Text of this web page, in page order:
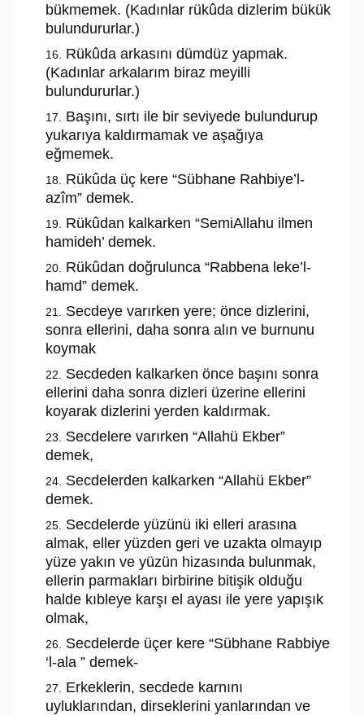
bükmemek. (Kadınlar rükûda dizlerim bükük
bulundururlar.)
Rükûda arkasını dümdüz yapmak.
(Kadınlar arkalarım biraz meyilli
bulundururlar.)
Başını, sırtı ile bir seviyede bulundurup
yukarıya kaldırmamak ve aşağıya
eğmemek.
Rükûda üç kere “Sübhane Rahbiye’l-
azîm” demek.
Rükûdan kalkarken “SemiAllahu ilmen
hamideh’ demek.
Rükûdan doğrulunca “Rabbena leke’l-
hamd” demek.
Secdeye varırken yere; önce dizlerini,
sonra ellerini, daha sonra alın ve burnunu
koymak
Secdeden kalkarken önce başını sonra
ellerini daha sonra dizleri üzerine ellerini
koyarak dizlerini yerden kaldırmak.
Secdelere varırken “Allahü Ekber”
demek,
Secdelerden kalkarken “Allahü Ekber”
demek.
Secdelerde yüzünü iki elleri arasına
almak, eller yüzden geri ve uzakta olmayıp
yüze yakın ve yüzün hizasında bulunmak,
ellerin parmakları birbirine bitişik olduğu
halde kıbleye karşı el ayası ile yere yapışık
olmak,
Secdelerde üçer kere “Sübhane Rabbiye
‘l-ala ” demek-
Erkeklerin, secdede karnını
uyluklarından, dirseklerini yanlarından ve